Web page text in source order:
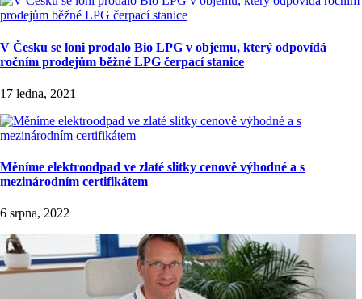
V Česku se loni prodalo Bio LPG v objemu, který odpovídá
ročním prodejům běžné LPG čerpací stanice
17 ledna, 2021
Měníme elektroodpad ve zlaté slitky cenově výhodné a s
mezinárodním certifikátem
6 srpna, 2022